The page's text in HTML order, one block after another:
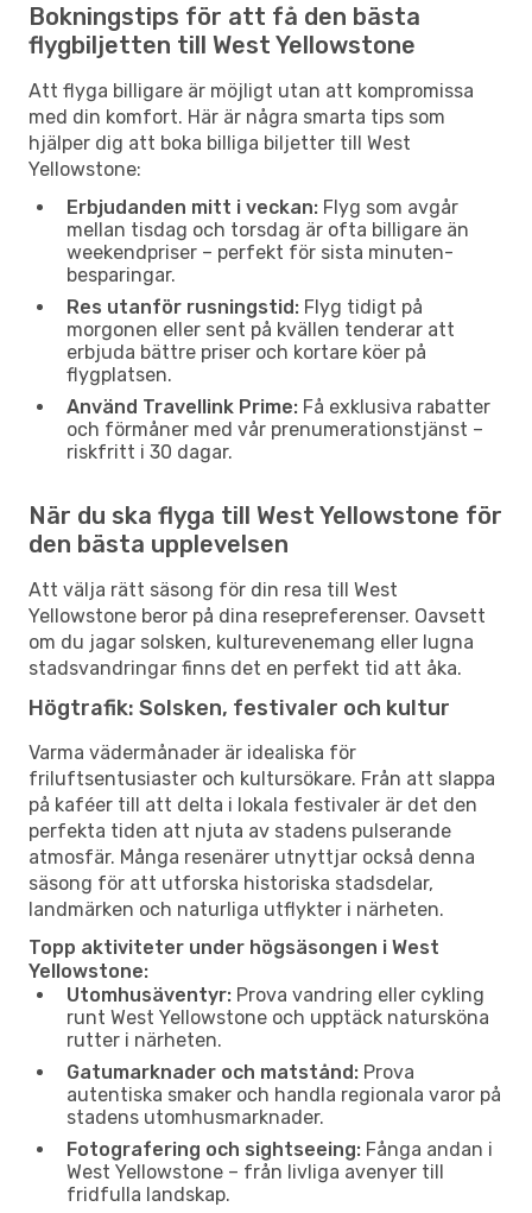
Bokningstips för att få den bästa
flygbiljetten till West Yellowstone
Att flyga billigare är möjligt utan att kompromissa
med din komfort. Här är några smarta tips som
hjälper dig att boka billiga biljetter till West
Yellowstone:
Erbjudanden mitt i veckan: Flyg som avgår
mellan tisdag och torsdag är ofta billigare än
weekendpriser – perfekt för sista minuten-
besparingar.
Res utanför rusningstid: Flyg tidigt på
morgonen eller sent på kvällen tenderar att
erbjuda bättre priser och kortare köer på
flygplatsen.
Använd Travellink Prime: Få exklusiva rabatter
och förmåner med vår prenumerationstjänst –
riskfritt i 30 dagar.
När du ska flyga till West Yellowstone för
den bästa upplevelsen
Att välja rätt säsong för din resa till West
Yellowstone beror på dina resepreferenser. Oavsett
om du jagar solsken, kulturevenemang eller lugna
stadsvandringar finns det en perfekt tid att åka.
Högtrafik: Solsken, festivaler och kultur
Varma vädermånader är idealiska för
friluftsentusiaster och kultursökare. Från att slappa
på kaféer till att delta i lokala festivaler är det den
perfekta tiden att njuta av stadens pulserande
atmosfär. Många resenärer utnyttjar också denna
säsong för att utforska historiska stadsdelar,
landmärken och naturliga utflykter i närheten.
Topp aktiviteter under högsäsongen i West
Yellowstone:
Utomhusäventyr: Prova vandring eller cykling
runt West Yellowstone och upptäck natursköna
rutter i närheten.
Gatumarknader och matstånd: Prova
autentiska smaker och handla regionala varor på
stadens utomhusmarknader.
Fotografering och sightseeing: Fånga andan i
West Yellowstone – från livliga avenyer till
fridfulla landskap.